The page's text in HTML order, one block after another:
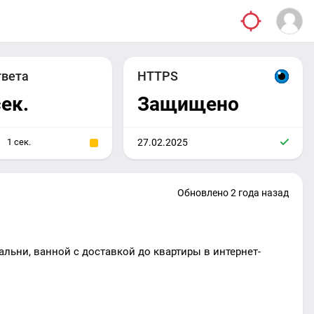
1 сек.
HTTPS
Защищено
27.02.2025
Обновлено 2 года назад
ванной с доставкой до квартиры в интернет-